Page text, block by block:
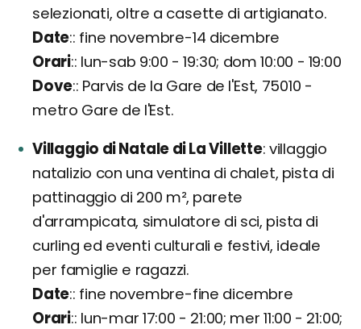
selezionati, oltre a casette di artigianato.
Date : fine novembre-14 dicembre
Orari : lun-sab 9:00 - 19:30; dom 10:00 - 19:00
Dove : Parvis de la Gare de l'Est, 75010 -
metro Gare de l'Est.
Villaggio di Natale di La Villette villaggio
natalizio con una ventina di chalet, pista di
pattinaggio di 200 m², parete
d'arrampicata, simulatore di sci, pista di
curling ed eventi culturali e festivi, ideale
per famiglie e ragazzi.
Date : fine novembre-fine dicembre
Orari : lun-mar 17:00 - 21:00; mer 11:00 - 21:00;